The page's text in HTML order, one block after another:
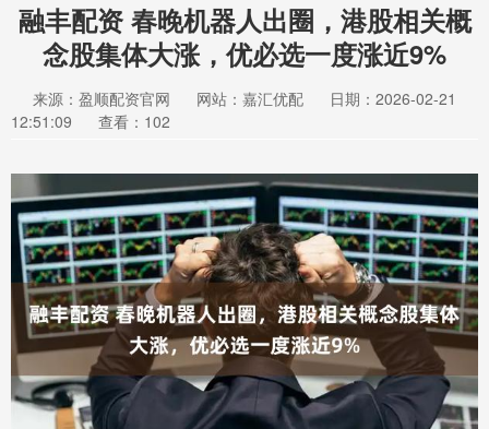
融丰配资 春晚机器人出圈，港股相关概
念股集体大涨，优必选一度涨近9%
来源：盈顺配资官网 网站：嘉汇优配
日期：2026-02-21
12:51:09
查看：102